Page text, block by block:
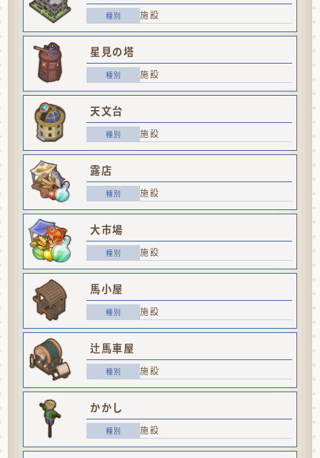
施設
星見の塔
施設
天文台
施設
露店
施設
大市場
施設
馬小屋
施設
辻馬車屋
施設
かかし
施設